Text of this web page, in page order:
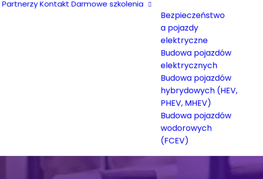
PartnerzyKontakt Darmowe szkolenia
Bezpieczeństwo
a pojazdy
elektryczne
Budowa pojazdów
elektrycznych
Budowa pojazdów
hybrydowych (HEV,
PHEV, MHEV)
Budowa pojazdów
wodorowych
(FCEV)